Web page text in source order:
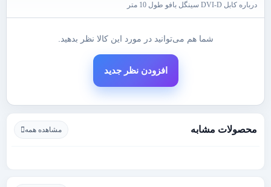
درباره کابل DVI-D سینگل بافو طول 10 متر
شما هم می‌توانید در مورد این کالا نظر بدهید.
افزودن نظر جدید
محصولات مشابه مشاهده همه